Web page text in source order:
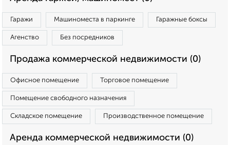
Гаражи Машиноместа в паркинге Гаражные боксы
Агенство Без посредников
Продажа коммерческой недвижимости (0)
Офисное помещение Торговое помещение
Помещение свободного назначения
Складское помещение Производственное помещение
Аренда коммерческой недвижимости (0)